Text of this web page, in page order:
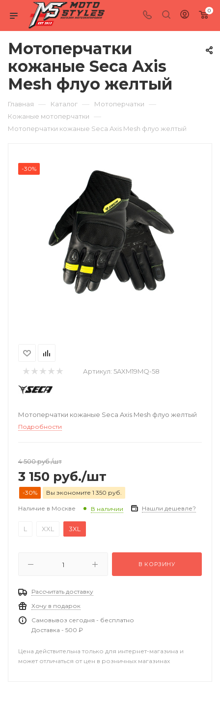
0
Мотоперчатки
кожаные Seca Axis
Mesh флуо желтый
Главная — Каталог — Мотоперчатки —
Кожаные мотоперчатки —
Мотоперчатки кожаные Seca Axis Mesh флуо желтый
-30%
Артикул: 5AXM19MQ-58
Мотоперчатки кожаные Seca Axis Mesh флуо желтый
Подробности
4 500руб./шт
3 150 руб./шт
-30% Вы экономите 1 350 руб.
Наличие в Москве В наличии Нашли дешевле?
L XXL 3XL
В КОРЗИНУ
Рассчитать доставку
Хочу в подарок
Самовывоз сегодня - бесплатно
Доставка - 500 ₽
Цена действительна только для интернет-магазина и
может отличаться от цен в розничных магазинах